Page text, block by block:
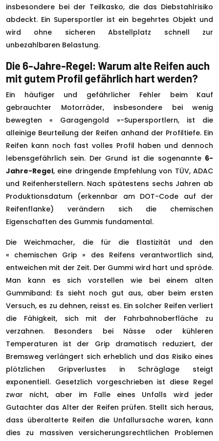
insbesondere bei der Teilkasko, die das Diebstahlrisiko
abdeckt. Ein Supersportler ist ein begehrtes Objekt und
wird ohne sicheren Abstellplatz schnell zur
unbezahlbaren Belastung.
Die 6-Jahre-Regel: Warum alte Reifen auch
mit gutem Profil gefährlich hart werden?
Ein häufiger und gefährlicher Fehler beim Kauf
gebrauchter Motorräder, insbesondere bei wenig
bewegten « Garagengold »-Supersportlern, ist die
alleinige Beurteilung der Reifen anhand der Profiltiefe. Ein
Reifen kann noch fast volles Profil haben und dennoch
lebensgefährlich sein. Der Grund ist die sogenannte 6-
Jahre-Regel, eine dringende Empfehlung von TÜV, ADAC
und Reifenherstellern. Nach spätestens sechs Jahren ab
Produktionsdatum (erkennbar am DOT-Code auf der
Reifenflanke) verändern sich die chemischen
Eigenschaften des Gummis fundamental.
Die Weichmacher, die für die Elastizität und den
« chemischen Grip » des Reifens verantwortlich sind,
entweichen mit der Zeit. Der Gummi wird hart und spröde.
Man kann es sich vorstellen wie bei einem alten
Gummiband: Es sieht noch gut aus, aber beim ersten
Versuch, es zu dehnen, reisst es. Ein solcher Reifen verliert
die Fähigkeit, sich mit der Fahrbahnoberfläche zu
verzahnen. Besonders bei Nässe oder kühleren
Temperaturen ist der Grip dramatisch reduziert, der
Bremsweg verlängert sich erheblich und das Risiko eines
plötzlichen Gripverlustes in Schräglage steigt
exponentiell. Gesetzlich vorgeschrieben ist diese Regel
zwar nicht, aber im Falle eines Unfalls wird jeder
Gutachter das Alter der Reifen prüfen. Stellt sich heraus,
dass überalterte Reifen die Unfallursache waren, kann
dies zu massiven versicherungsrechtlichen Problemen